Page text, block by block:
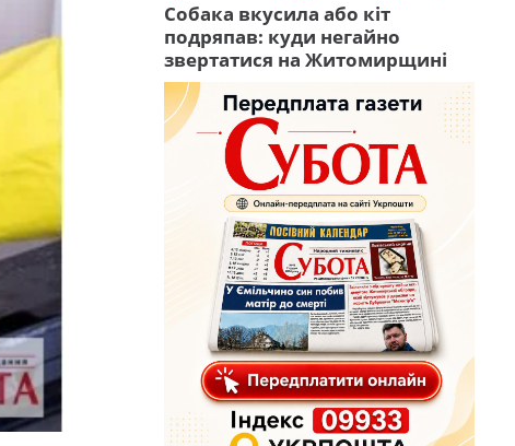
Собака вкусила або кіт
подряпав: куди негайно
звертатися на Житомирщині